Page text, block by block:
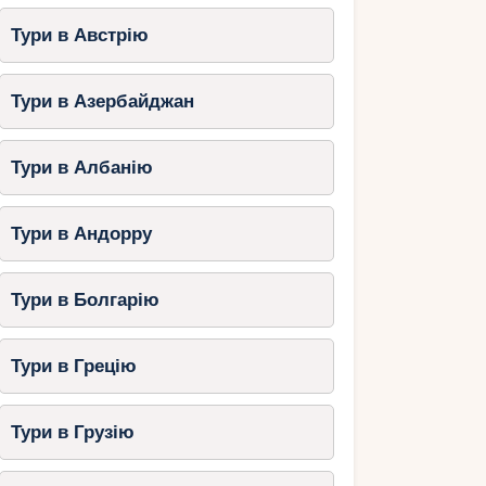
Тури в Австрію
Тури в Азербайджан
Тури в Албанію
Тури в Андорру
Тури в Болгарію
Тури в Грецію
Тури в Грузію